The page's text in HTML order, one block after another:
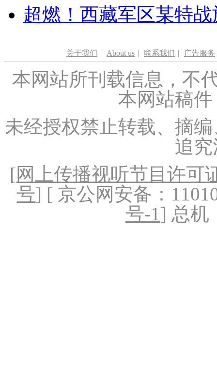
超燃！西藏军区某特
关于我们 | About us | 联系我们 | 广告服务
本网站所刊载信息，不
本网站稿
未经授权禁止转载、摘
追
[网上传播视听节目许可
号] [ 京公网安备：
号-1] 总机